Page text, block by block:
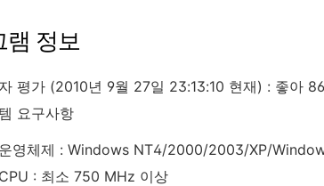
램 정보
평가 (2010년 9월 27일 23:13:10 현재) : 좋아
요구사항
운영체제 : Windows NT4/2000/2003/XP/
CPU : 최소 750 MHz 이상